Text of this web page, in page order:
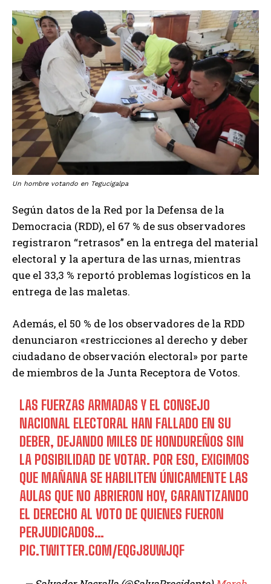
Un hombre votando en Tegucigalpa
Según datos de la Red por la Defensa de la
Democracia (RDD), el 67 % de sus observadores
registraron “retrasos” en la entrega del material
electoral y la apertura de las urnas, mientras
que el 33,3 % reportó problemas logísticos en la
entrega de las maletas.
Además, el 50 % de los observadores de la RDD
denunciaron «restricciones al derecho y deber
ciudadano de observación electoral» por parte
de miembros de la Junta Receptora de Votos.
LAS FUERZAS ARMADAS Y EL CONSEJO
NACIONAL ELECTORAL HAN FALLADO EN SU
DEBER, DEJANDO MILES DE HONDUREÑOS SIN
LA POSIBILIDAD DE VOTAR. POR ESO, EXIGIMOS
QUE MAÑANA SE HABILITEN ÚNICAMENTE LAS
AULAS QUE NO ABRIERON HOY, GARANTIZANDO
EL DERECHO AL VOTO DE QUIENES FUERON
PERJUDICADOS…
PIC.TWITTER.COM/EQGJ8UWJQF